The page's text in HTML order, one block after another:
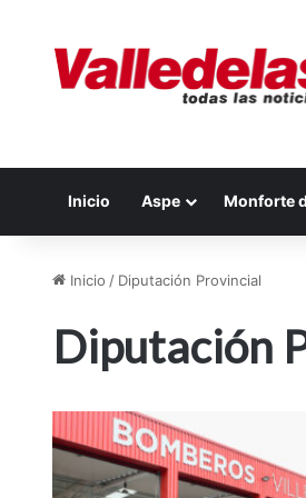
Inicio Aspe Monforte
Inicio / Diputación Provincial
Diputación